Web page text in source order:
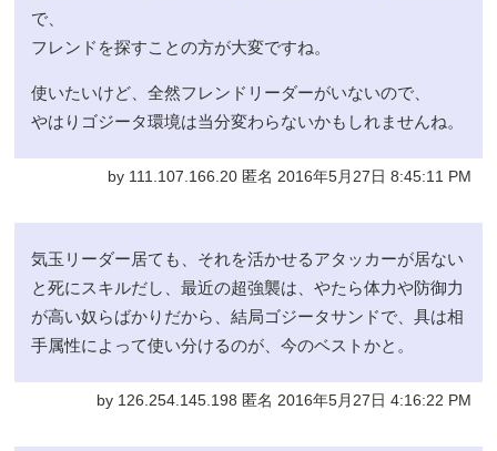
で、
フレンドを探すことの方が大変ですね。
使いたいけど、全然フレンドリーダーがいないので、
やはりゴジータ環境は当分変わらないかもしれませんね。
by 111.107.166.20 匿名 2016年5月27日 8:45:11 PM
気玉リーダー居ても、それを活かせるアタッカーが居ない
と死にスキルだし、最近の超強襲は、やたら体力や防御力
が高い奴らばかりだから、結局ゴジータサンドで、具は相
手属性によって使い分けるのが、今のベストかと。
by 126.254.145.198 匿名 2016年5月27日 4:16:22 PM